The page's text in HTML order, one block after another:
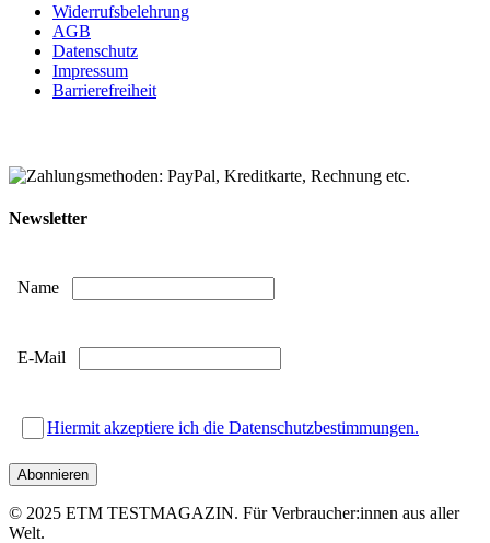
Widerrufsbelehrung
AGB
Datenschutz
Impressum
Barrierefreiheit
Newsletter
Name
E-Mail
Hiermit akzeptiere ich die Datenschutzbestimmungen.
© 2025 ETM TESTMAGAZIN. Für Verbraucher:innen aus aller
Welt.